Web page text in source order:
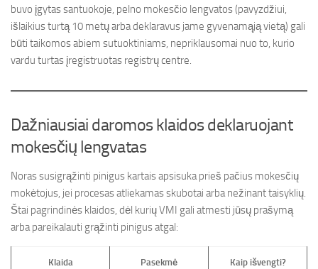
buvo įgytas santuokoje, pelno mokesčio lengvatos (pavyzdžiui,
išlaikius turtą 10 metų arba deklaravus jame gyvenamąją vietą) gali
būti taikomos abiem sutuoktiniams, nepriklausomai nuo to, kurio
vardu turtas įregistruotas registrų centre.
Dažniausiai daromos klaidos deklaruojant
mokesčių lengvatas
Noras susigrąžinti pinigus kartais apsisuka prieš pačius mokesčių
mokėtojus, jei procesas atliekamas skubotai arba nežinant taisyklių.
Štai pagrindinės klaidos, dėl kurių VMI gali atmesti jūsų prašymą
arba pareikalauti grąžinti pinigus atgal:
Klaida Pasekmė Kaip išvengti?